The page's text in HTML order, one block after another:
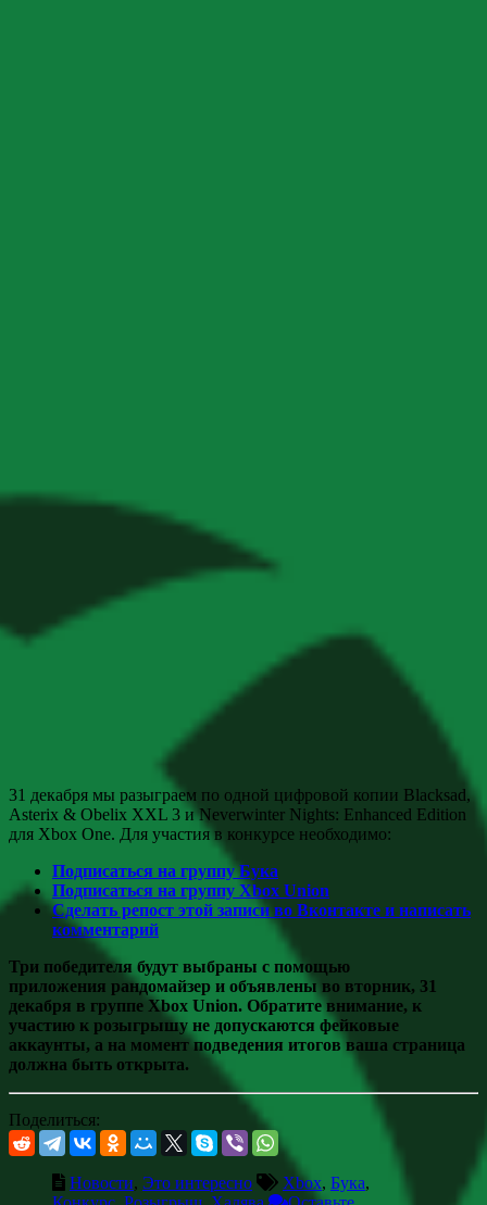
31 декабря мы разыграем по одной цифровой копии Blacksad,
Asterix & Obelix XXL 3 и Neverwinter Nights: Enhanced Edition
для Xbox One. Для участия в конкурсе необходимо:
Подписаться на группу Бука
Подписаться на группу Xbox Union
Сделать репост этой записи во Вконтакте и написать
комментарий
Три победителя будут выбраны с помощью
приложения рандомайзер и объявлены во вторник, 31
декабря в группе Xbox Union. Обратите внимание, к
участию к розыгрышу не допускаются фейковые
аккаунты, а на момент подведения итогов ваша страница
должна быть открыта.
Поделиться:
Новости, Это интересно Xbox, Бука,